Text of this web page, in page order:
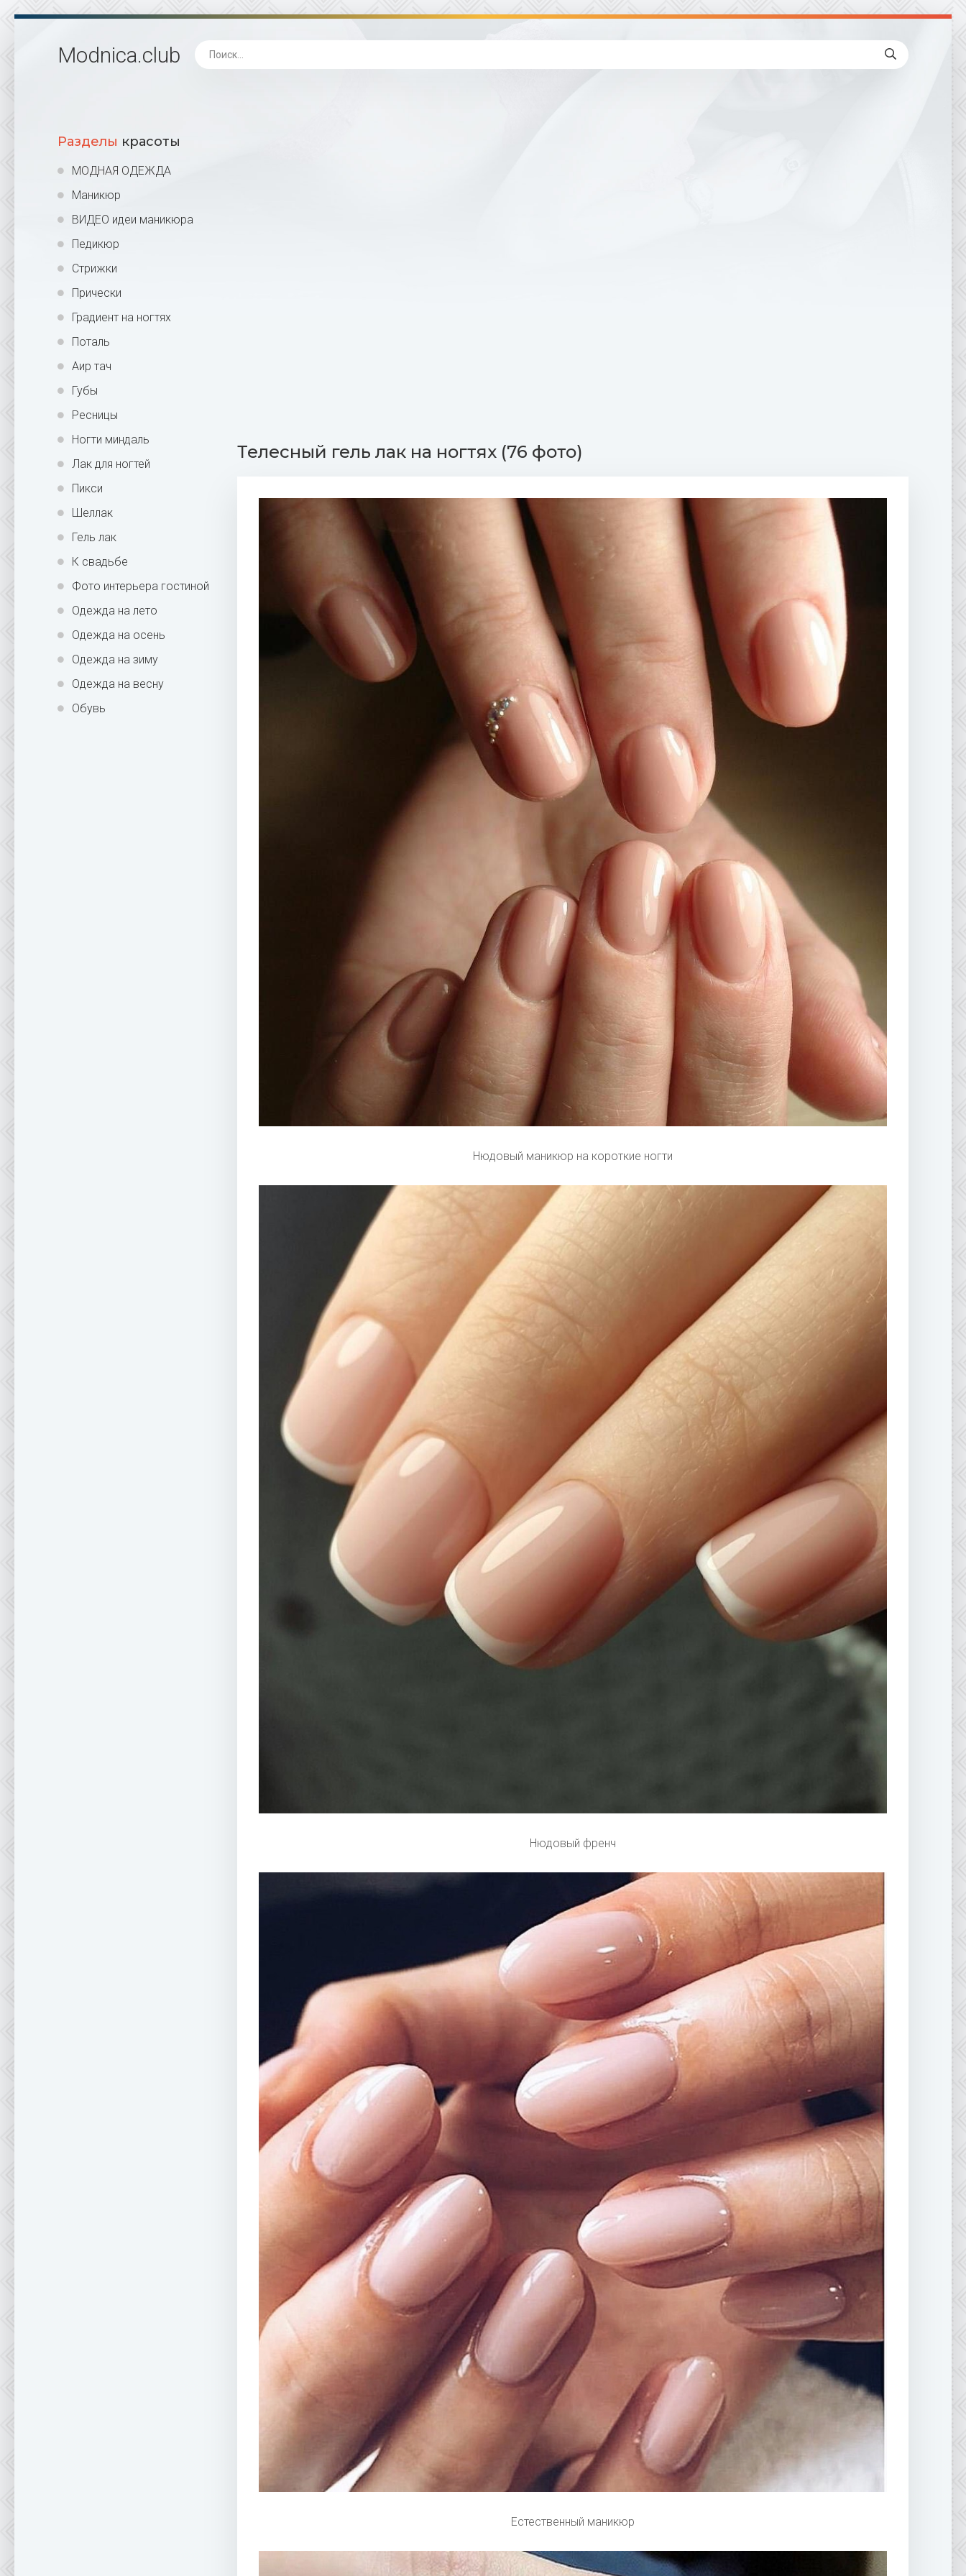
Modnica.club
Разделы красоты
МОДНАЯ ОДЕЖДА
Маникюр
ВИДЕО идеи маникюра
Педикюр
Стрижки
Прически
Градиент на ногтях
Поталь
Аир тач
Губы
Ресницы
Ногти миндаль
Лак для ногтей
Пикси
Шеллак
Гель лак
К свадьбе
Фото интерьера гостиной
Одежда на лето
Одежда на осень
Одежда на зиму
Одежда на весну
Обувь
Телесный гель лак на ногтях (76 фото)
Нюдовый маникюр на короткие ногти
Нюдовый френч
Естественный маникюр